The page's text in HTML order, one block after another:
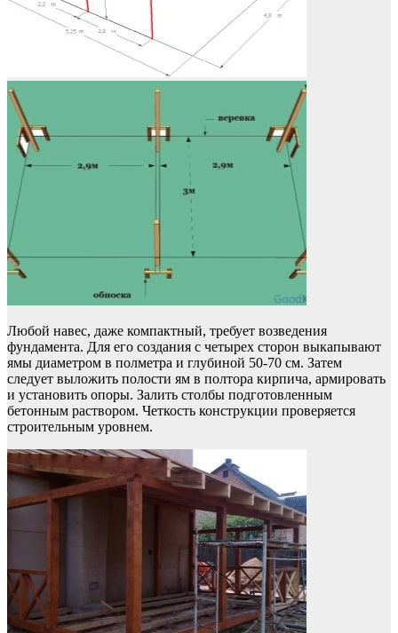
Любой навес, даже компактный, требует возведения
фундамента. Для его создания с четырех сторон выкапывают
ямы диаметром в полметра и глубиной 50-70 см. Затем
следует выложить полости ям в полтора кирпича, армировать
и установить опоры. Залить столбы подготовленным
бетонным раствором. Четкость конструкции проверяется
строительным уровнем.